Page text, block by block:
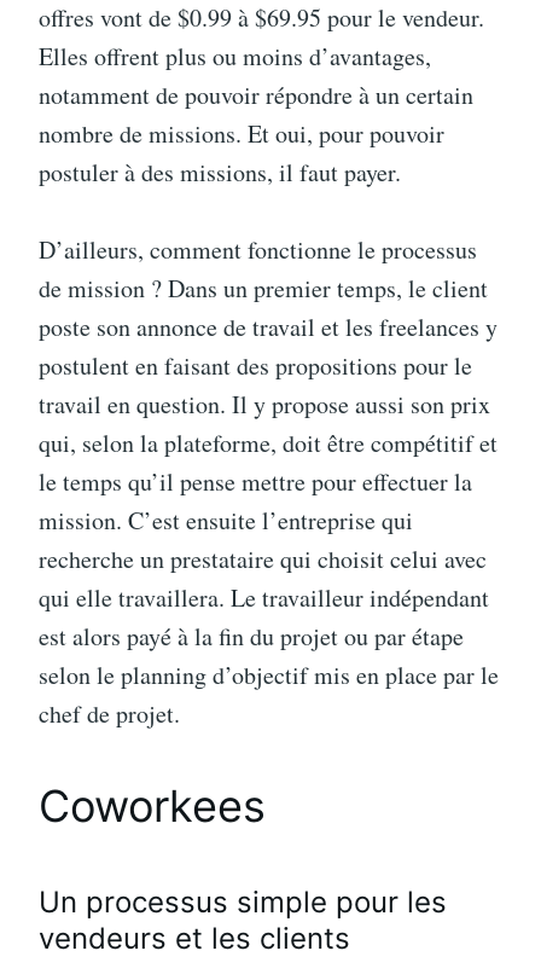
offres vont de $0.99 à $69.95 pour le vendeur.
Elles offrent plus ou moins d’avantages,
notamment de pouvoir répondre à un certain
nombre de missions. Et oui, pour pouvoir
postuler à des missions, il faut payer.
D’ailleurs, comment fonctionne le processus
de mission ? Dans un premier temps, le client
poste son annonce de travail et les freelances y
postulent en faisant des propositions pour le
travail en question. Il y propose aussi son prix
qui, selon la plateforme, doit être compétitif et
le temps qu’il pense mettre pour effectuer la
mission. C’est ensuite l’entreprise qui
recherche un prestataire qui choisit celui avec
qui elle travaillera. Le travailleur indépendant
est alors payé à la fin du projet ou par étape
selon le planning d’objectif mis en place par le
chef de projet.
Coworkees
Un processus simple pour les
vendeurs et les clients